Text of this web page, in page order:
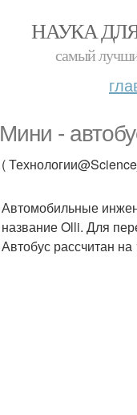
НАУКА
самый
Мини -
(
Автомобильные
название Olli. Для
Автобус рассчитан на